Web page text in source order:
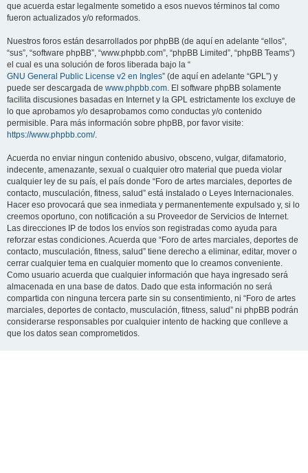
que acuerda estar legalmente sometido a esos nuevos términos tal como
fueron actualizados y/o reformados.
Nuestros foros están desarrollados por phpBB (de aquí en adelante “ellos”,
“sus”, “software phpBB”, “www.phpbb.com”, “phpBB Limited”, “phpBB Teams”)
el cual es una solución de foros liberada bajo la “
GNU General Public License v2 en Ingles” (de aquí en adelante “GPL”) y
puede ser descargada de www.phpbb.com. El software phpBB solamente
facilita discusiones basadas en Internet y la GPL estrictamente los excluye de
lo que aprobamos y/o desaprobamos como conductas y/o contenido
permisible. Para más información sobre phpBB, por favor visite:
https://www.phpbb.com/.
Acuerda no enviar ningun contenido abusivo, obsceno, vulgar, difamatorio,
indecente, amenazante, sexual o cualquier otro material que pueda violar
cualquier ley de su país, el país donde “Foro de artes marciales, deportes de
contacto, musculación, fitness, salud” está instalado o Leyes Internacionales.
Hacer eso provocará que sea inmediata y permanentemente expulsado y, si lo
creemos oportuno, con notificación a su Proveedor de Servicios de Internet.
Las direcciones IP de todos los envíos son registradas como ayuda para
reforzar estas condiciones. Acuerda que “Foro de artes marciales, deportes de
contacto, musculación, fitness, salud” tiene derecho a eliminar, editar, mover o
cerrar cualquier tema en cualquier momento que lo creamos conveniente.
Como usuario acuerda que cualquier información que haya ingresado será
almacenada en una base de datos. Dado que esta información no será
compartida con ninguna tercera parte sin su consentimiento, ni “Foro de artes
marciales, deportes de contacto, musculación, fitness, salud” ni phpBB podrán
considerarse responsables por cualquier intento de hacking que conlleve a
que los datos sean comprometidos.